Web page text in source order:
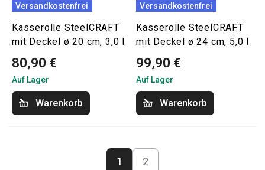
Versandkostenfrei
Kasserolle SteelCRAFT
mit Deckel ø 20 cm, 3,0 l
80,90 €
Auf Lager
Warenkorb
Versandkostenfrei
Kasserolle SteelCRAFT
mit Deckel ø 24 cm, 5,0 l
99,90 €
Auf Lager
Warenkorb
1 2